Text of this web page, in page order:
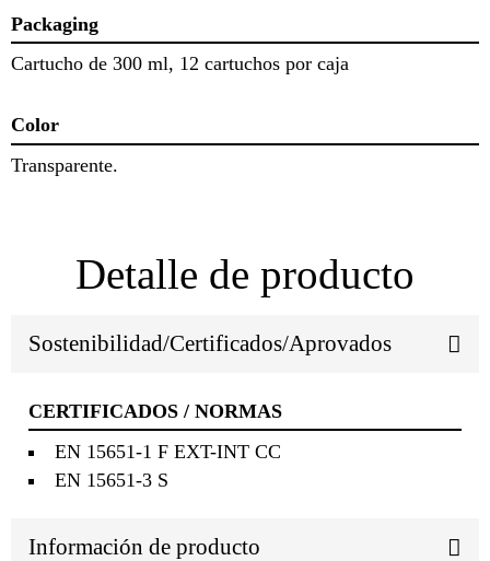
Packaging
Cartucho de 300 ml, 12 cartuchos por caja
Color
Transparente.
Detalle de producto
Sostenibilidad/Certificados/Aprovados
CERTIFICADOS / NORMAS
EN 15651-1 F EXT-INT CC
EN 15651-3 S
Información de producto